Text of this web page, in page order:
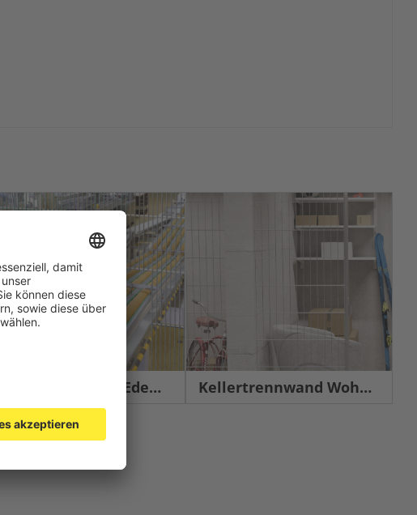
Maschinenschutz Edelstahl Kellertrennwand Wohnbau